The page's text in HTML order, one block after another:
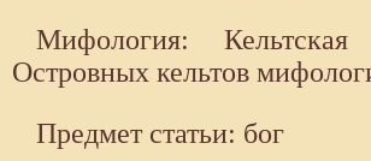
Мифология: Кельтская
Островных кельтов
Предмет статьи: бог